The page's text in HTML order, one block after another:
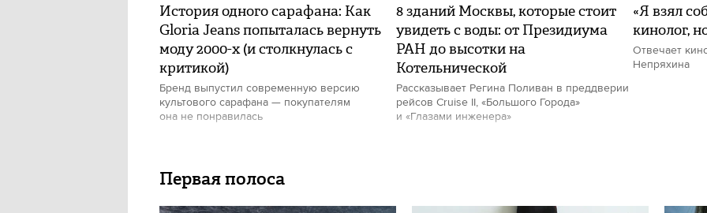
История одного сарафана: Как
Gloria Jeans попыталась вернуть
моду 2000-х (и столкнулась с
критикой)
Бренд выпустил современную версию
культового сарафана — покупателям
она не понравилась
8 зданий Москвы, которые стоит
увидеть с воды: от Президиума
РАН до высотки на
Котельнической
Рассказывает Регина Поливан в преддверии
рейсов Cruise II, «Большого Города»
и «Глазами инженера»
«Я взял
кинолог,
Отвечает
Непряхина
Первая полоса